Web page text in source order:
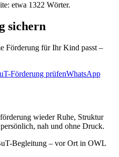
etwa 1322 Wörter.
sichern
Förderung für Ihr Kind passt –
Förderung prüfenWhatsApp
wieder Ruhe, Struktur
nah und ohne Druck.
Begleitung – vor Ort in OWL